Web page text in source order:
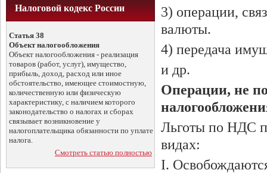
Налоговой кодекс России
Статья 38
Объект налогообложения
Объект налогообложения - реализация
товаров (работ, услуг), имущество,
прибыль, доход, расход или иное
обстоятельство, имеющее стоимостную,
количественную или физическую
характеристику, с наличием которого
законодательство о налогах и сборах
связывает возникновение у
налогоплательщика обязанности по уплате
налога.
Смотреть статью полностью
3) операции,
валюты.
4) передача
и др.
Операции, не
Льготы по НДС
видах:
I.